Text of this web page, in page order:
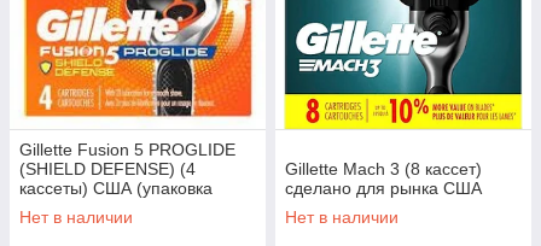
Gillette Fusion 5 PROGLIDE
(SHIELD DEFENSE) (4
кассеты) США (упаковка
может отличатся)
Нет в наличии
Gillette Mach 3 (8 кассет)
сделано для рынка США
Нет в наличии